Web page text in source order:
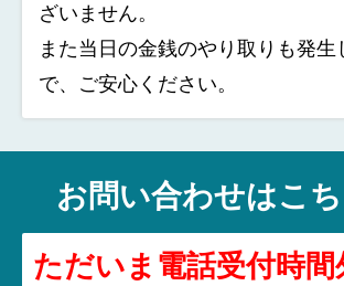
ざいません。
また当日の金銭のやり取りも発生
で、ご安心ください。
お問い合わせはこ
ただいま電話受付時間